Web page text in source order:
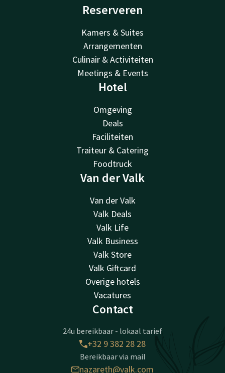
Reserveren
Kamers & Suites
Arrangementen
Culinair & Activiteiten
Meetings & Events
Hotel
Omgeving
Deals
Faciliteiten
Traiteur & Catering
Foodtruck
Van der Valk
Van der Valk
Valk Deals
Valk Life
Valk Business
Valk Store
Valk Giftcard
Overige hotels
Vacatures
Contact
24u bereikbaar - lokaal tarief
+32 9 382 28 28
Bereikbaar via mail
nazareth@valk.com